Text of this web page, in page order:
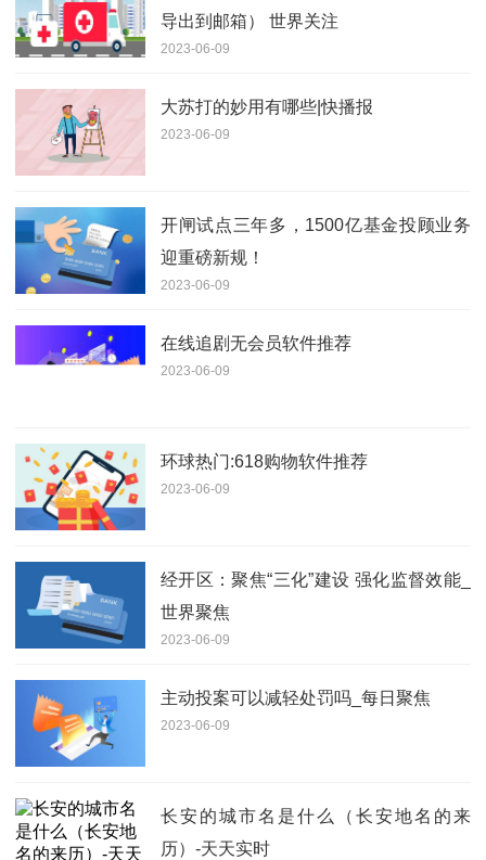
导出到邮箱） 世界关注
2023-06-09
大苏打的妙用有哪些|快播报
2023-06-09
开闸试点三年多，1500亿基金投顾业务
迎重磅新规！
2023-06-09
在线追剧无会员软件推荐
2023-06-09
环球热门:618购物软件推荐
2023-06-09
经开区：聚焦“三化”建设 强化监督效能_
世界聚焦
2023-06-09
主动投案可以减轻处罚吗_每日聚焦
2023-06-09
长安的城市名是什么（长安地名的来
历）-天天实时